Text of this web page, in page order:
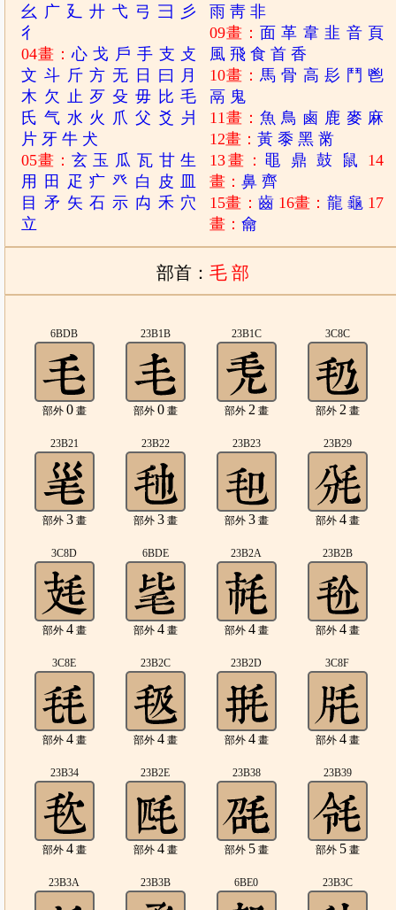
幺 广 廴 廾 弋 弓 彐 彡
彳
04畫：心 戈 戶 手 支 攴
文 斗 斤 方 无 日 曰
月
木 欠 止 歹 殳 毋 比 毛
氏 气 水 火 爪 父 爻 爿
片 牙 牛 犬
05畫： 玄 玉 瓜 瓦 甘 生
用
田 疋 疒 癶 白 皮 皿
目 矛 矢 石 示 禸 禾 穴
立
雨 靑 非
09畫： 面 革 韋 韭 音 頁
風 飛 食 首 香
10畫： 馬 骨 高 髟 鬥 鬯
鬲 鬼
11畫： 魚 鳥 鹵 鹿 麥 麻
12畫：黃 黍 黑 黹
13畫：黽 鼎 鼓 鼠
14
畫：鼻 齊
15畫： 齒 16畫： 龍 龜 17
畫：龠
部首： 毛 部
6BDB
部外 0畫
23B1B
部外 0畫
23B1C
部外 2 畫
3C8C
部外 2 畫
23B21
部外 3畫
23B22
部外 3畫
23B23
部外 3畫
23B29
部外 4畫
3C8D
部外 4畫
6BDE
部外 4畫
23B2A
部外 4畫
23B2B
部外 4畫
3C8E
部外 4畫
23B2C
部外 4畫
23B2D
部外 4畫
3C8F
部外 4畫
23B34
部外 4畫
23B2E
部外 4畫
23B38
部外 5畫
23B39
部外 5畫
23B3A 23B3B 6BE0 23B3C